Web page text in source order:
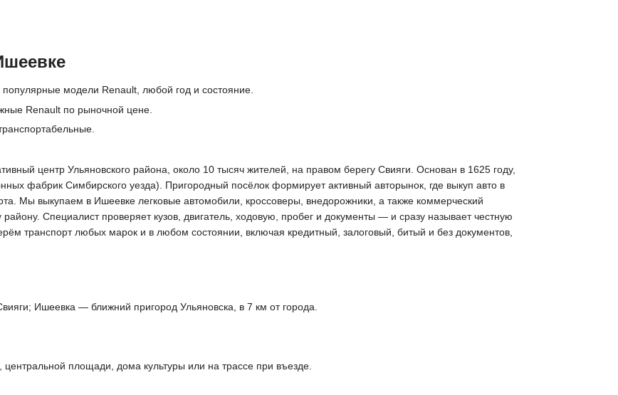
модели Renault, любой год и состояние.
Renault по рыночной цене.
центр Ульяновского района, около 10 тысяч жителей, на правом берегу Свияги. Основан в 1625 году,
фабрик Симбирского уезда). Пригородный посёлок формирует активный авторынок, где выкуп авто в
Мы выкупаем в Ишеевке легковые автомобили, кроссоверы, внедорожники, а также коммерческий
Специалист проверяет кузов, двигатель, ходовую, пробег и документы — и сразу называет честную
транспорт любых марок и в любом состоянии, включая кредитный, залоговый, битый и без документов,
Ишеевка — ближний пригород Ульяновска, в 7 км от города.
площади, дома культуры или на трассе при въезде.